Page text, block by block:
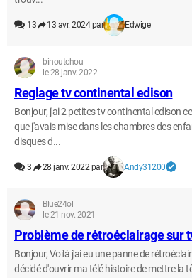
13 13 avr. 2024 par Edwige
binoutchou
le 28 janv. 2022
Reglage tv continental edison
Bonjour, j'ai 2 petites tv continental edison
que j'avais mise dans les chambres des
disques d...
3 28 janv. 2022 par Andy31200
Blue24ol
le 21 nov. 2021
Problème de rétroéclairage sur
Bonjour, Voilà j'ai eu une panne de
décidé d'ouvrir ma télé histoire de mettre la